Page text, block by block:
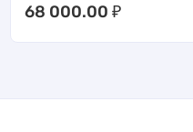
68 000.00 ₽